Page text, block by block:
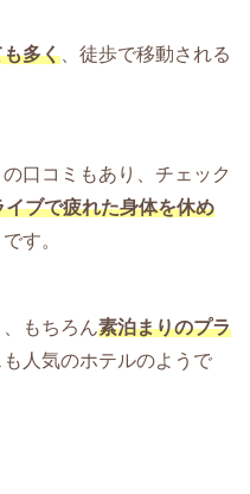
多く 、徒歩で移動される
口コミもあり、チェック
イブで疲れた身体を休め
す。
もちろん素泊まりのプラ
人気のホテルのようで